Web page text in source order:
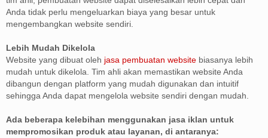
Anda tidak perlu mengeluarkan biaya yang besar untuk
mengembangkan website sendiri.
Lebih Mudah Dikelola
Website yang dibuat oleh jasa pembuatan website biasanya lebih
mudah untuk dikelola. Tim ahli akan memastikan website Anda
dibangun dengan platform yang mudah digunakan dan intuitif
sehingga Anda dapat mengelola website sendiri dengan mudah.
Ada beberapa kelebihan menggunakan jasa iklan untuk
mempromosikan produk atau layanan, di antaranya: